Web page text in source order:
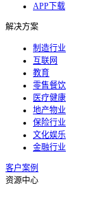
APP下载
解决方案
制造行业
互联网
教育
零售餐饮
医疗健康
地产物业
保险行业
文化娱乐
金融行业
客户案例
资源中心